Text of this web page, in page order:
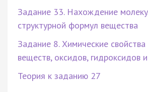
Задание 33. Нахождение
структурной формул вещества
Задание 8. Химические
веществ, оксидов, гидроксидов
Теория к заданию 27